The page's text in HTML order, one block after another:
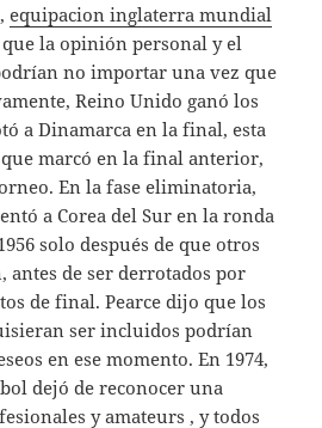
equipacion inglaterra mundial
la opinión personal y el
no importar una vez que
Reino Unido ganó los
a Dinamarca en la final, esta
marcó en la final anterior,
En la fase eliminatoria,
a Corea del Sur en la ronda
solo después de que otros
antes de ser derrotados por
de final. Pearce dijo que los
ser incluidos podrían
en ese momento. En 1974,
dejó de reconocer una
y amateurs , y todos